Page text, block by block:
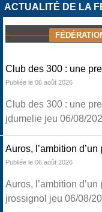
ACTUALITÉ DE LA
Club des 300 : une
Publiée le 06 août 2026
Club des 300 : une
jdumelie jeu 06/08/
Auros, l’ambition
Publiée le 06 août 2026
Auros, l’ambition
jrossignol jeu 06/08/